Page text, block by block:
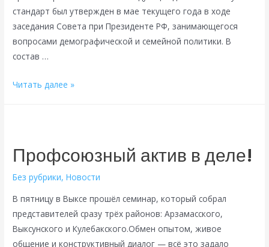
стандарт был утвержден в мае текущего года в ходе
заседания Совета при Президенте РФ, занимающегося
вопросами демографической и семейной политики. В
состав …
Золотой
Читать далее »
Профсоюзный актив в деле!
Без рубрики,Новости
В пятницу в Выксе прошёл семинар, который собрал
представителей сразу трёх районов: Арзамасского,
Выксунского и Кулебакского.Обмен опытом, живое
общение и конструктивный диалог — всё это задало